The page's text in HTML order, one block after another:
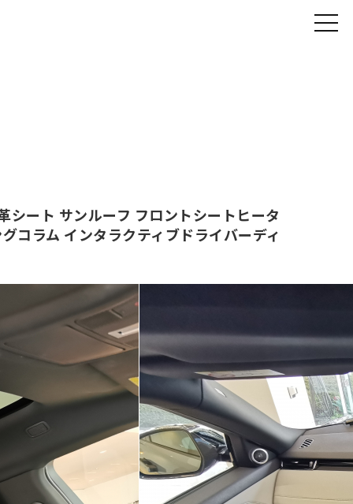
ート サンルーフ フロントシートヒータ
コラム インタラクティブドライバーディ